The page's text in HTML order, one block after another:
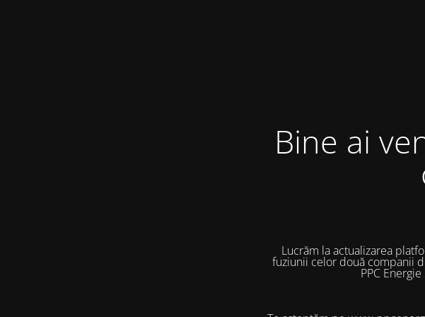
Bine ai
Lucrăm la actualizarea
fuziunii celor două companii
PPC